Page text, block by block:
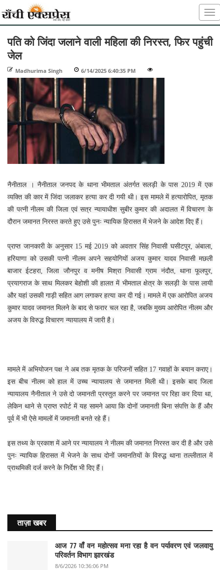
पति को जिंदा जलाने वाली महिला की निरस्त, फिर पहुंची
जेल
Madhurima Singh 6/14/2025 6:40:35 PM
नैनीताल । नैनीताल जनपद के थाना भीमताल अंतर्गत सलड़ी के पास 2019 में एक
व्यक्ति की कार में जिंदा जलाकर हत्या कर दी गयी थी। इस मामले में हत्यारोपित, मृतक
की पत्नी नीलम की जिला एवं सत्र न्यायाधीश सुबीर कुमार की अदालत में विचारण के
दौरान जमानत निरस्त करते हुए उसे पुनः न्यायिक हिरासत में भेजने के आदेश दिए हैं।
प्राप्त जानकारी के अनुसार 15 मई 2019 को अवतार सिंह निवासी घसीटपुर, अंबाला,
हरियाणा को उसकी पत्नी नीलम अपने सहयोगियों अजय कुमार यादव निवासी मछली
बाजार ईटहरा, जिला जौनपुर व मनीष मिश्रा निवासी ग्राम नंदौत, थाना फूलपुर,
प्रयागराज के साथ मिलकर बेहोशी की हालत में भीमताल क्षेत्र के सलड़ी के पास लायी
और यहां उसकी गाड़ी सहित आग लगाकर हत्या कर दी गई। मामले में एक आरोपित अजय
कुमार यादव जमानत मिलने के बाद से फरार चल रहा है, जबकि मुख्य आरोपित नीलम और
अजय के विरुद्ध विचारण न्यायालय में जारी है।
मामले में अभियोजन पक्ष ने अब तक मृतक के परिजनों सहित 17 गवाहों के बयान कराए।
इस बीच नीलम को हाल में उच्च न्यायालय से जमानत मिली थी। इसके बाद जिला
न्यायालय नैनीताल ने उसे दो जमानती प्रस्तुत करने पर जमानत पर रिहा कर दिया था,
लेकिन थाने से प्राप्त रपोर्ट में यह सामने आया कि दोनों जमानती बिना संपत्ति के हैं और
पूर्व में भी ऐसे मामलों में जमानती बनते रहे हैं।
इस तथ्य के प्रकाश में आने पर न्यायालय ने नीलम की जमानत निरस्त कर दी है और उसे
पुनः न्यायिक हिरासत में भेजने के साथ दोनों जमानतियों के विरुद्ध थाना तल्लीताल में
प्राथमिकी दर्ज करने के निर्देश भी दिए हैं।
ताज़ा खबर
आज 77 वाँ वन महोत्सव मना रहा है वन पर्यावरण एवं जलवायु
परिवर्तन विभाग झारखंड
8/6/2026 10:36:06 PM